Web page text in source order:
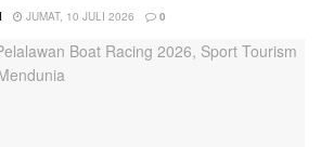
JUMAT, 10 JULI 2026 0